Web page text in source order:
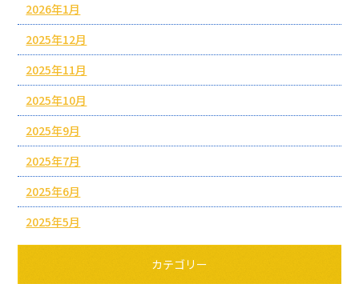
2026年1月
2025年12月
2025年11月
2025年10月
2025年9月
2025年7月
2025年6月
2025年5月
カテゴリー